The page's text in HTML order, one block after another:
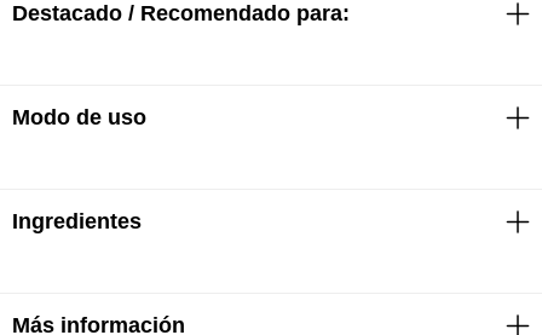
Destacado / Recomendado para:
· Larga duración
· Acabado mate
Modo de uso
· Oprimir la válvula hasta sacar la cantidad de
preferencia
Ingredientes
AQUA / WATER, DIMETHICONE, ALCOHOL DENAT,
Más información